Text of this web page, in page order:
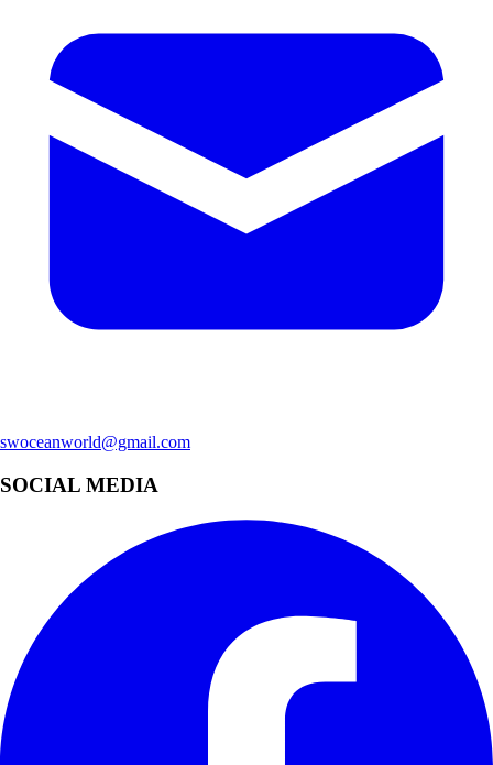
swoceanworld@gmail.com
SOCIAL MEDIA